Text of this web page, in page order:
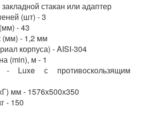
стакан или адаптер
(шт) - 3
- 43
(мм) - 1,2 мм
корпуса) - AISI-304
(min), м - 1
- Luxe с противоскользящим
мм - 1576х500х350
- 150